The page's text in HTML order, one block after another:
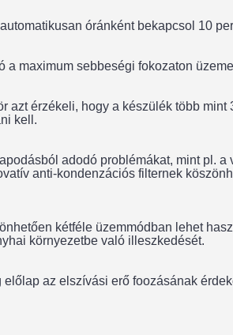
óránként bekapcsol 10
maximum sebbeségi fokozaton
érzékeli, hogy a készülék több
kell.
adodó problémákat, mint pl.
anti-kondenzációs filternek
kétféle üzemmódban lehet
környezetbe való illeszkedését.
az elszívási erő foozásának